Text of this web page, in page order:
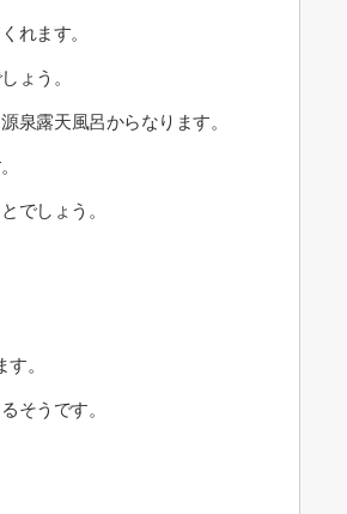
れます。
ょう。
泉露天風呂からなります。
でしょう。
。
そうです。